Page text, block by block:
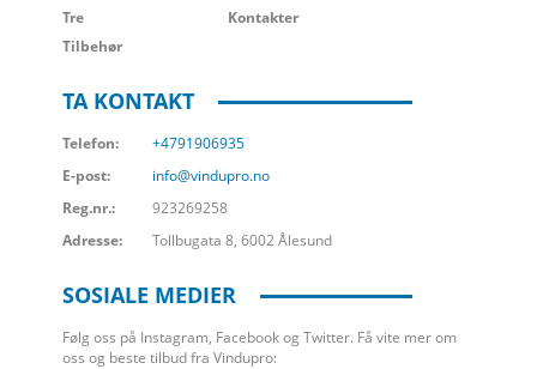
Tre
Tilbehør
Kontakter
TA KONTAKT
Telefon:
+4791906935
E-post:
info@vindupro.no
Reg.nr.:
923269258
Adresse:
Tollbugata 8, 6002 Ålesund
SOSIALE MEDIER
Følg oss på Instagram, Facebook og Twitter. Få vite mer om
oss og beste tilbud fra Vindupro: